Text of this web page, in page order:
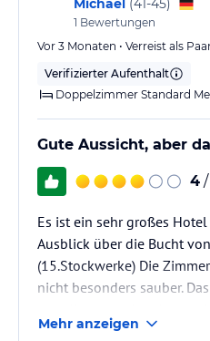
Michael (41-45)
1 Bewertungen
Vor 3 Monaten • Verreist als
Verifizierter Aufenthalt
Doppelzimmer Standard
Gute Aussicht, aber
4
Es ist ein sehr großes
Ausblick über die Bucht
(15.Stockwerke) Die
nicht besonders sauber.
Gast warmes Essen zu
Mehr anzeigen